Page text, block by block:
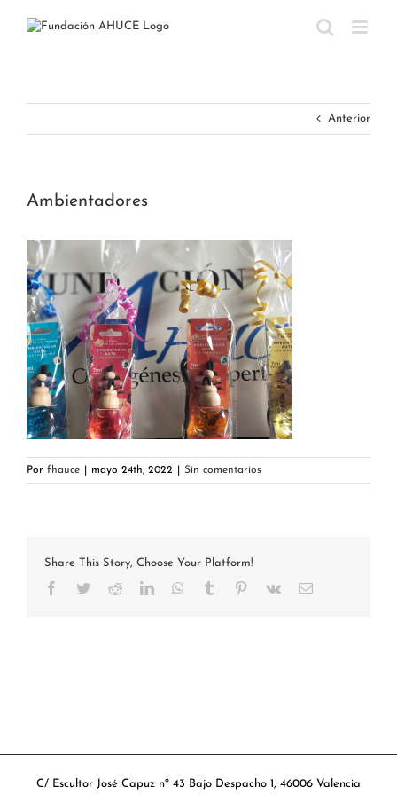
Anterior
Ambientadores
Por fhauce mayo 24th, 2022 Sin comentarios
Share This Story, Choose Your Platform!
Facebook
TwitterRedditLinkedInWhatsApp
Tumblr Pinterest
Vk
Correo
C/ Escultor José Capuz nº 43 Bajo Despacho 1, 46006 Valencia